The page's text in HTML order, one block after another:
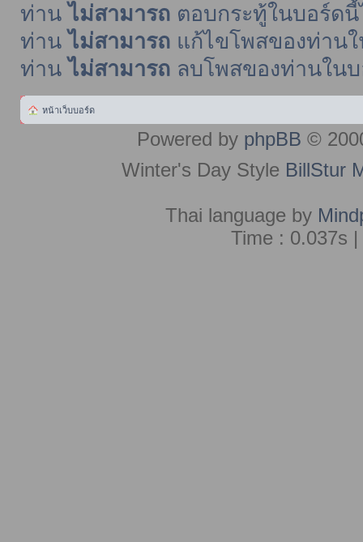
ท่าน ไม่สามารถตอบกระทู้ในบอร์ดนี้
ท่าน ไม่สามารถแก้ไขโพสของท่าน
ท่าน ไม่สามารถลบโพสของท่านใน
หน้าเว็บบอร์ด
Powered by phpBB ©
Winter's Day Style BillStur
Thai language by
Time : 0.037s